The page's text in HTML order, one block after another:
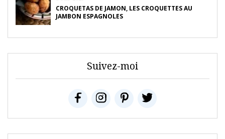
CROQUETAS DE JAMON, LES CROQUETTES AU
JAMBON ESPAGNOLES
Suivez-moi